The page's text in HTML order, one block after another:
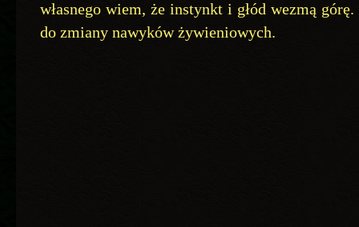
własnego wiem, że instynkt i głód wezmą
do zmiany nawyków żywieniowych.